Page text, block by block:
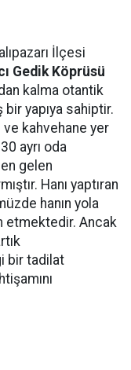
İlçesi
Gedik Köprüsü
kalma otantik
bir yapıya sahiptir.
ve kahvehane yer
ayrı oda
gelen
Hanı yaptıran
hanın yola
etmektedir. Ancak
bir tadilat